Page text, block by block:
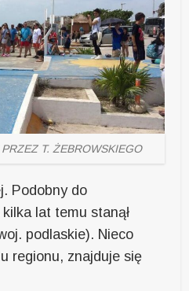
T. ŻEBROWSKIEGO
Podobny do
lat temu stanął
podlaskie). Nieco
regionu, znajduje się